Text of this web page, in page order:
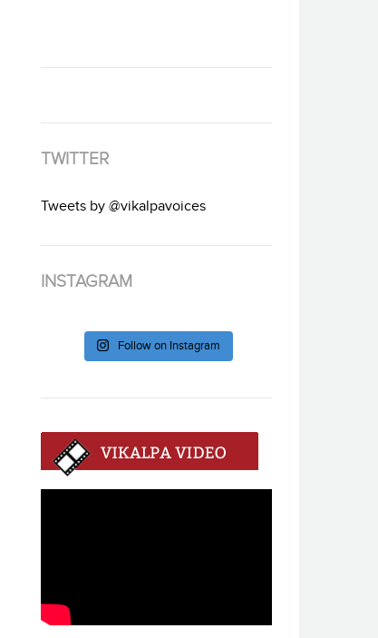
TWITTER
Tweets by @vikalpavoices
INSTAGRAM
Follow on Instagram